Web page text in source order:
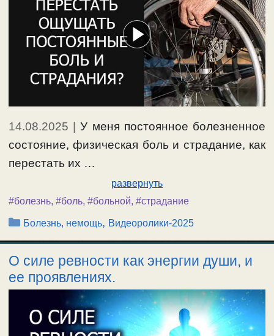
Ещё…
#исповедь,#покаяние, #прощениегрехов
14.08.2025 |У меня постоянное болезненное
состояние, физическая боль и страдание, как
перестать их …
развернуть
#болезнь, #боль, #больной, #страдание
Рубрики
Болезнь, немощь, Видеоролики-2025
О силе ревности как энергии души, и
ее проявлениях.